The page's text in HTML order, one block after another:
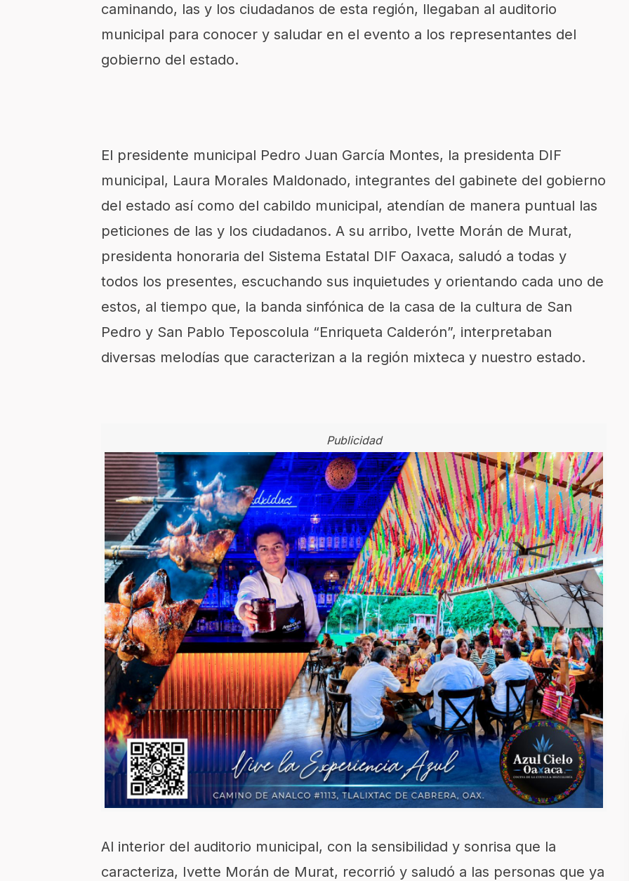
caminando, las y los ciudadanos de esta región, llegaban al auditorio
municipal para conocer y saludar en el evento a los representantes del
gobierno del estado.
El presidente municipal Pedro Juan García Montes, la presidenta DIF
municipal, Laura Morales Maldonado, integrantes del gabinete del gobierno
del estado así como del cabildo municipal, atendían de manera puntual las
peticiones de las y los ciudadanos. A su arribo, Ivette Morán de Murat,
presidenta honoraria del Sistema Estatal DIF Oaxaca, saludó a todas y
todos los presentes, escuchando sus inquietudes y orientando cada uno de
estos, al tiempo que, la banda sinfónica de la casa de la cultura de San
Pedro y San Pablo Teposcolula “Enriqueta Calderón”, interpretaban
diversas melodías que caracterizan a la región mixteca y nuestro estado.
Publicidad
Al interior del auditorio municipal, con la sensibilidad y sonrisa que la
caracteriza, Ivette Morán de Murat, recorrió y saludó a las personas que ya